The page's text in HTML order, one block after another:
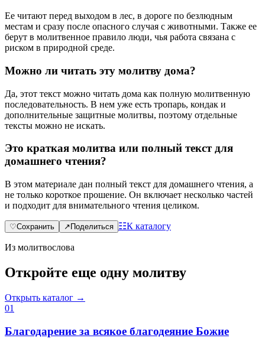
Ее читают перед выходом в лес, в дороге по безлюдным
местам и сразу после опасного случая с животными. Также ее
берут в молитвенное правило люди, чья работа связана с
риском в природной среде.
Можно ли читать эту молитву дома?
Да, этот текст можно читать дома как полную молитвенную
последовательность. В нем уже есть тропарь, кондак и
дополнительные защитные молитвы, поэтому отдельные
тексты можно не искать.
Это краткая молитва или полный текст для
домашнего чтения?
В этом материале дан полный текст для домашнего чтения, а
не только короткое прошение. Он включает несколько частей
и подходит для внимательного чтения целиком.
♡Сохранить ↗ Поделиться ☷К каталогу
Из молитвослова
Откройте еще одну молитву
Открыть каталог →
01
Благодарение за всякое благодеяние Божие